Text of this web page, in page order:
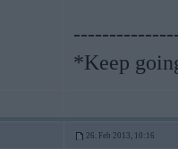
*Keep
26. Feb 2013, 10:16